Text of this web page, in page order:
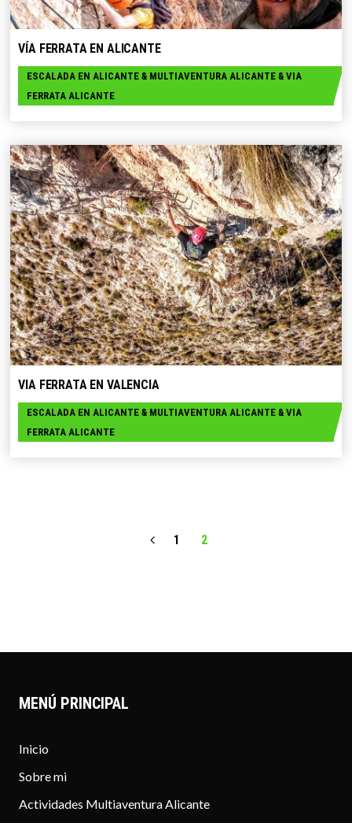
SELECCIONE OPCIONES
VÍA FERRATA EN ALICANTE
ESCALADA EN ALICANTE & MULTIAVENTURA ALICANTE &VIA
FERRATA ALICANTE
SELECCIONE OPCIONES
VIA FERRATA EN VALENCIA
ESCALADA EN ALICANTE & MULTIAVENTURA ALICANTE &VIA
FERRATA ALICANTE
1 2
MENÚ PRINCIPAL
Inicio
Sobre mi
Actividades Multiaventura Alicante